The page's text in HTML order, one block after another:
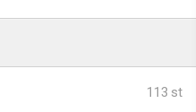
113 st